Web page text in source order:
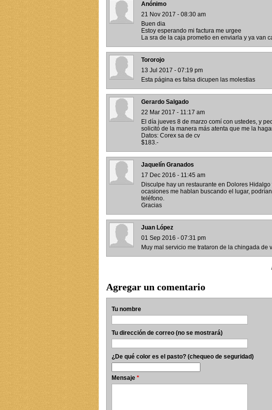
Anónimo
21 Nov 2017 - 08:30 am
Buen dia
Estoy esperando mi factura me urgee
La sra de la caja prometio en enviarla y ya van
Tororojo
13 Jul 2017 - 07:19 pm
Esta página es falsa dicupen las molestias
Gerardo Salgado
22 Mar 2017 - 11:17 am
El día jueves 8 de marzo comí con ustedes, y
solicitó de la manera más atenta que me la
Datos: Corex sa de cv
$183.-
Jaquelín Granados
17 Dec 2016 - 11:45 am
Disculpe hay un restaurante en Dolores
ocasiones me hablan buscando el lugar,
teléfono.
Gracias
Juan López
01 Sep 2016 - 07:31 pm
Muy mal servicio me trataron de la chingada
Agregar un comentario
Tu nombre
Tu dirección de correo (no se mostrará)
¿De qué color es el pasto? (chequeo de seguridad)
Mensaje *